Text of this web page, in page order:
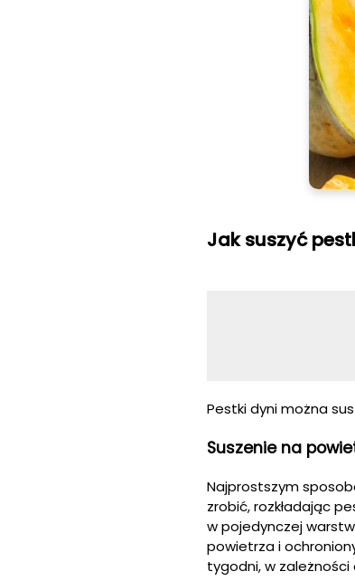
Jak suszyć
Pestki dyni można
Suszenie na
Najprostszym
zrobić, rozkładając
w pojedynczej
powietrza i
tygodni, w